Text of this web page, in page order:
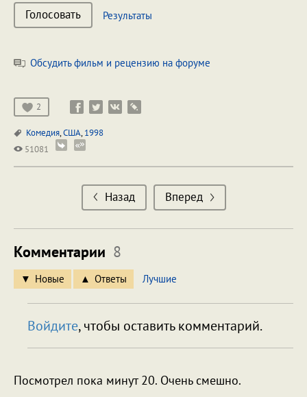
Голосовать Результаты
Обсудить фильм и рецензию на форуме
2
Комедия,США,1998
51081
Назад Вперед
Комментарии 8
Новые Ответы Лучшие
Войдите, чтобы оставить комментарий.
Посмотрел пока минут 20. Очень смешно.